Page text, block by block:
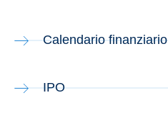
Calendario finanziario
IPO